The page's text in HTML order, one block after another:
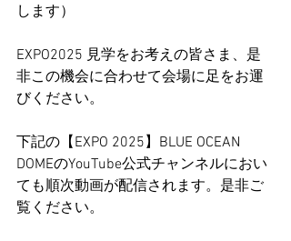
します）
EXPO2025 見学をお考えの皆さま、是
非この機会に合わせて会場に足をお運
びください。
下記の 【EXPO 2025】BLUE OCEAN
DOMEのYouTube公式チャンネルにおい
ても順次動画が配信されます。是非ご
覧ください。